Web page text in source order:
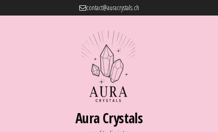
contact@auracrystals.ch
Aura Crystals